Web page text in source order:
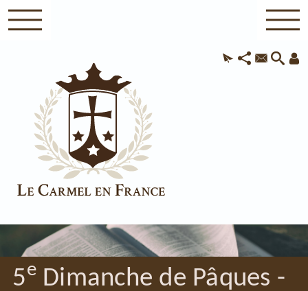
5eDimanche de Pâques -